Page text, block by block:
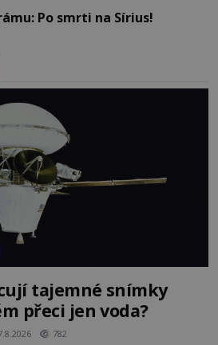
Po smrti na Sírius!
tajemné snímky
přeci jen voda?
782